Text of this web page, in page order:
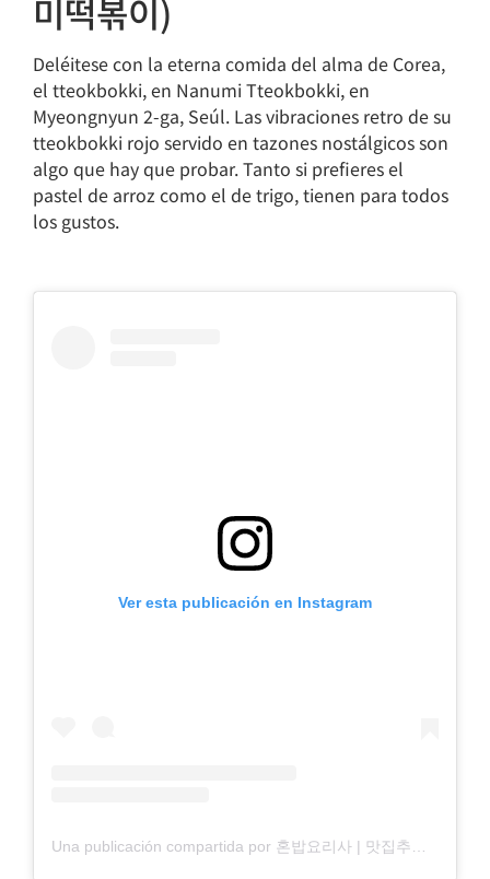
미떡볶이)
Deléitese con la eterna comida del alma de Corea,
el tteokbokki, en Nanumi Tteokbokki, en
Myeongnyun 2-ga, Seúl. Las vibraciones retro de su
tteokbokki rojo servido en tazones nostálgicos son
algo que hay que probar. Tanto si prefieres el
pastel de arroz como el de trigo, tienen para todos
los gustos.
Ver esta publicación en Instagram